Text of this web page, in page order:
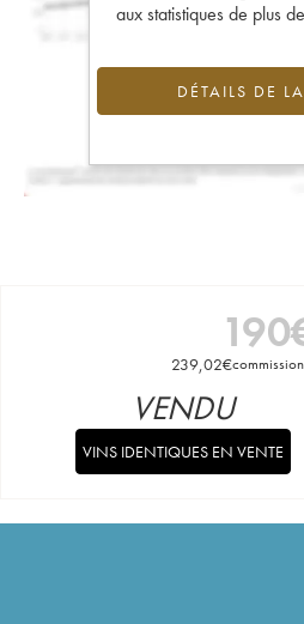
aux statistiques de plus
DÉTAILS DE
190
239,02€
VENDU
VINS IDENTIQUES EN VENTE